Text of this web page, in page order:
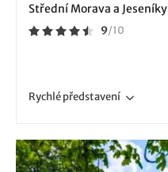
Střední Morava a Jeseníky
9/10
Rychlépředstavení